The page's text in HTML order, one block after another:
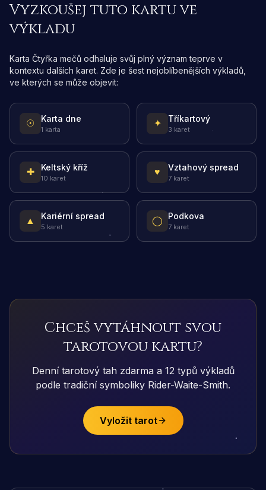
Vyzkoušej tuto kartu ve
výkladu
Karta Čtyřka mečů odhaluje svůj plný význam teprve v
kontextu dalších karet. Zde je šest nejoblíbenějších výkladů,
ve kterých se může objevit:
☉ Karta dne
1 karta ✦ Tříkartový
3 karet
✚ Keltský kříž
10 karet ♥ Vztahový spread
7 karet
▲ Kariérní spread
5 karet ◯ Podkova
7 karet
Chceš vytáhnout svou
tarotovou kartu?
Denní tarotový tah zdarma a 12 typů výkladů
podle tradiční symboliky Rider-Waite-Smith.
Vyložit tarot